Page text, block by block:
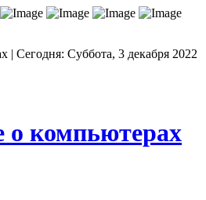
| Сегодня: Суббота, 3 декабря 2022